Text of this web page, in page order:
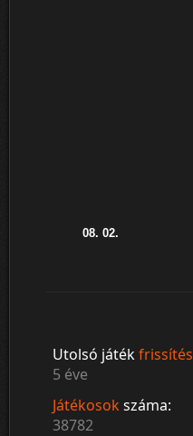
Utolsó játékfrissítés
5 éve
Játékosokszáma:
38782